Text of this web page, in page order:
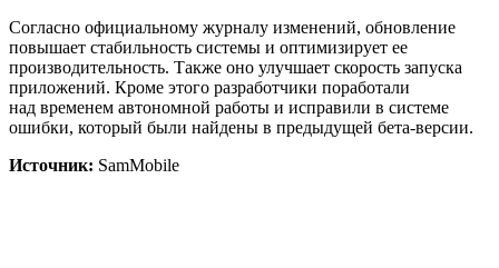
Согласно официальному журналу изменений, обновление
повышает стабильность системы и оптимизирует ее
производительность. Также оно улучшает скорость запуска
приложений. Кроме этого разработчики поработали
над временем автономной работы и исправили в системе
ошибки, который были найдены в предыдущей бета-версии.
Источник: SamMobile